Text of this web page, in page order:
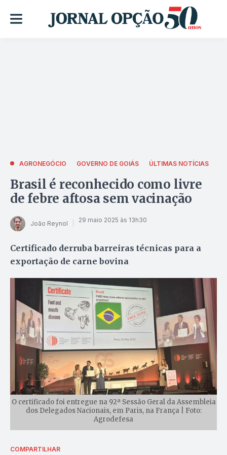
AGRONEGÓCIO GOVERNO DE GOIÁS ÚLTIMAS NOTÍCIAS
Brasil é reconhecido como livre
de febre aftosa sem vacinação
João Reynol 29 maio 2025 às 13h30
Certificado derruba barreiras técnicas para a
exportação de carne bovina
O certificado foi entregue na 92ª Sessão Geral da Assembleia
dos Delegados Nacionais, em Paris, na França | Foto:
Agrodefesa
COMPARTILHAR